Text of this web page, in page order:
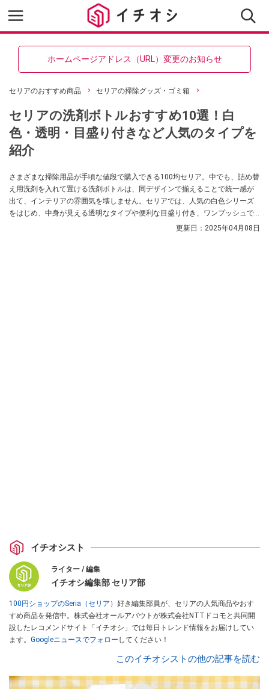
ホームページアドレス（URL）変更のお知らせ
セリアのおすすめ商品 セリアの掃除グッズ・ゴミ箱
セリアの洗剤ボトルおすすめ10選！白
色・透明・目盛り付きなど人気のタイプを
紹介
さまざまな掃除用品が手頃な値段で購入できる100均セリア。中でも、詰め替
え用洗剤を入れて置ける洗剤ボトルは、同デザインで揃えることで統一感が
出て、インテリアの雰囲気を壊しません。セリアでは、人気の白色シリーズ
をはじめ、中身が見える透明なタイプや便利な目盛り付き、ワンプッシュで
使えるものなど、多彩な洗剤ボトルを取り扱っています。今回は、セリアで
更新日： 2025年04月08日
イチオシスト
ライター / 編集
イチオシ編集部 セリア部
100円ショップのSeria（セリア） 好き編集部員が、セリアの人気商品やおす
すめ商品を発信中。株式会社オールアバウトが株式会社NTTドコモと共同開
設したレコメンドサイト「イチオシ」では毎日トレンド情報をお届けしてい
ます。 Googleニュースでフォロー してください！
このイチオシストの他の記事を読む